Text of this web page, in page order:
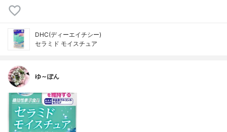
DHC(ディーエイチシー)
セラミド モイスチュア
ゆ～ぽん